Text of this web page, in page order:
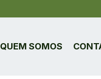
QUEM SOMOS